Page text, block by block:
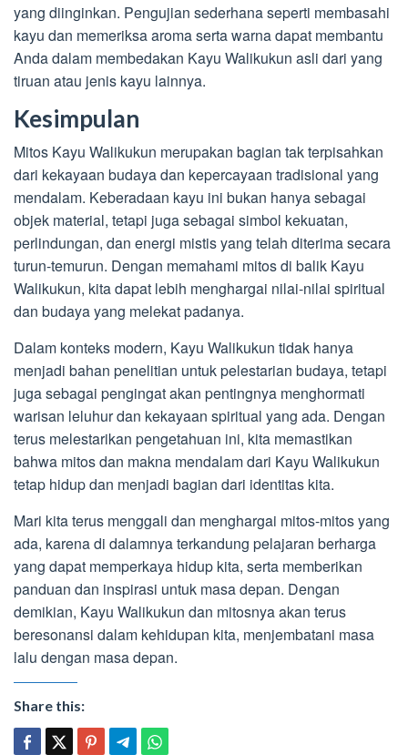
yang diinginkan. Pengujian sederhana seperti membasahi
kayu dan memeriksa aroma serta warna dapat membantu
Anda dalam membedakan Kayu Walikukun asli dari yang
tiruan atau jenis kayu lainnya.
Kesimpulan
Mitos Kayu Walikukun merupakan bagian tak terpisahkan
dari kekayaan budaya dan kepercayaan tradisional yang
mendalam. Keberadaan kayu ini bukan hanya sebagai
objek material, tetapi juga sebagai simbol kekuatan,
perlindungan, dan energi mistis yang telah diterima secara
turun-temurun. Dengan memahami mitos di balik Kayu
Walikukun, kita dapat lebih menghargai nilai-nilai spiritual
dan budaya yang melekat padanya.
Dalam konteks modern, Kayu Walikukun tidak hanya
menjadi bahan penelitian untuk pelestarian budaya, tetapi
juga sebagai pengingat akan pentingnya menghormati
warisan leluhur dan kekayaan spiritual yang ada. Dengan
terus melestarikan pengetahuan ini, kita memastikan
bahwa mitos dan makna mendalam dari Kayu Walikukun
tetap hidup dan menjadi bagian dari identitas kita.
Mari kita terus menggali dan menghargai mitos-mitos yang
ada, karena di dalamnya terkandung pelajaran berharga
yang dapat memperkaya hidup kita, serta memberikan
panduan dan inspirasi untuk masa depan. Dengan
demikian, Kayu Walikukun dan mitosnya akan terus
beresonansi dalam kehidupan kita, menjembatani masa
lalu dengan masa depan.
Share this: